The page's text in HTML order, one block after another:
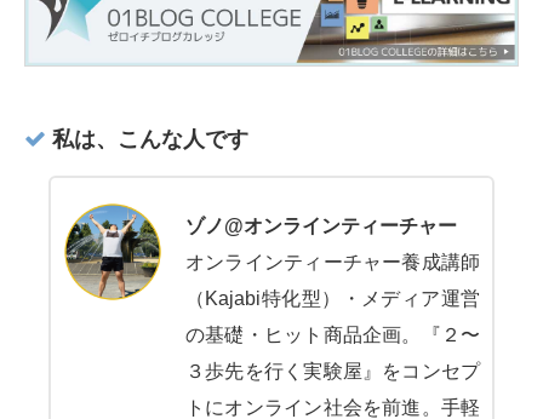
私は、こんな人です
ゾノ@オンラインティーチャー
オンラインティーチャー養成講師
（Kajabi特化型）・メディア運営
の基礎・ヒット商品企画。『２〜
３歩先を行く実験屋』をコンセプ
トにオンライン社会を前進。手軽